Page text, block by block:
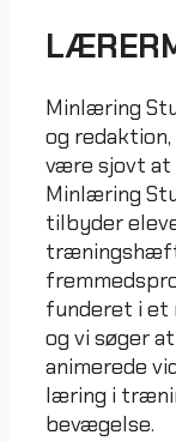
Minlæring
og
være sjovt
Minlæring
tilbyder
funderet i et
og vi søger
animerede
læring i
bevægelse.